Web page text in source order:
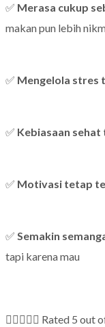
✅ Merasa cukup
makan pun lebih
✅ Mengelola stres
✅ Kebiasaan
✅ Motivasi tetap
✅ Semakin
tapi karena mau
 Rated 5 out